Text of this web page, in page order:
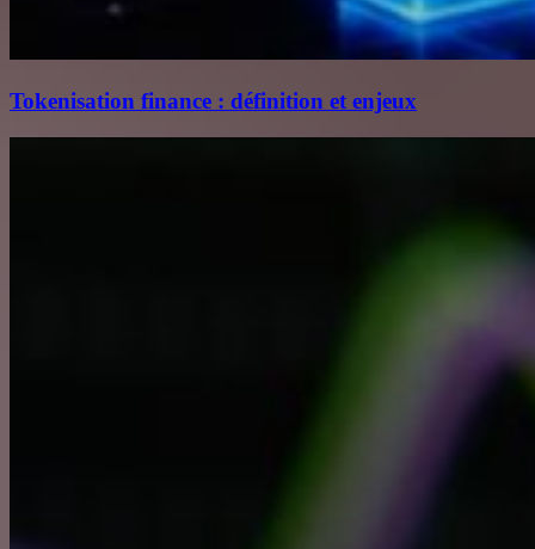
Tokenisation finance : définition et enjeux